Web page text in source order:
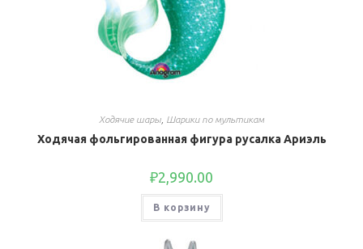
Ходячие шары Шарики по мультикам
Ходячая фольгированная фигура русалка Ариэль
₽2,990.00
В корзину